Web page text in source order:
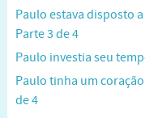
Paulo estava disposto
Parte 3 de 4
Paulo investia seu
Paulo tinha um
de 4